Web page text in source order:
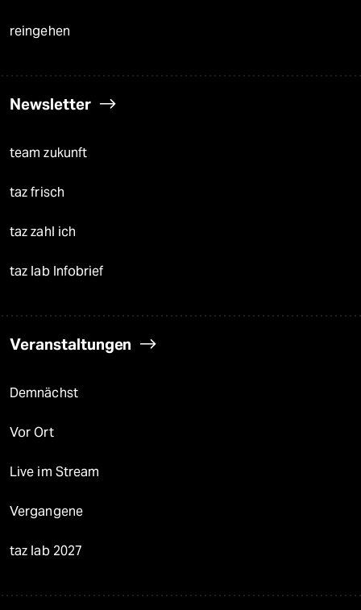
reingehen
Newsletter
team zukunft
taz frisch
taz zahl ich
taz lab Infobrief
Veranstaltungen
Demnächst
Vor Ort
Live im Stream
Vergangene
taz lab 2027